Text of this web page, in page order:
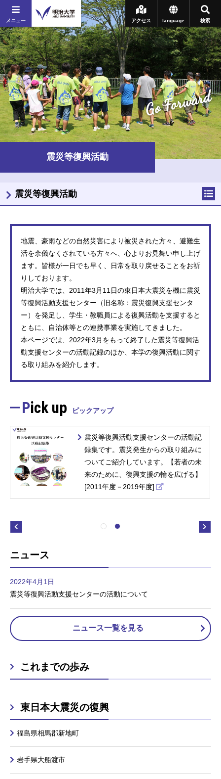
メニュー 検索
language
アクセス
Go Forward
震災等復興活動
地震、豪雨などの自然災害により被災された方々、避難生
活を余儀なくされている方々へ、心よりお見舞い申し上げ
ます。皆様が一日でも早く、日常を取り戻せることをお祈
りしております。
明治大学では、2011年3月11日の東日本大震災を機に震災
等復興活動支援センター（旧名称：震災復興支援センタ
ー）を発足し、学生・教職員による復興活動を支援すると
ともに、自治体等との連携事業を実施してきました。
本ページでは、2022年3月をもって終了した震災等復興活
動支援センターの活動記録のほか、本学の復興活動に関す
る取り組みを紹介します。
Pick up ピックアップ
震災等復興活動支援センターの活動記
録集です。震災発生からの取り組みに
ついてご紹介しています。【若者の未
来のために、復興支援の輪を広げる】
[2011年度－2019年度]
ニュース
2022年4月1日
震災等復興活動支援センターの活動について
ニュース一覧を見る
これまでの歩み
東日本大震災の復興
福島県相馬郡新地町
岩手県大船渡市
震災等復興活動